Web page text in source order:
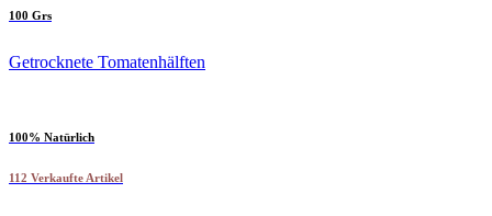
100 Grs
Getrocknete Tomatenhälften
100% Natürlich
112 Verkaufte Artikel